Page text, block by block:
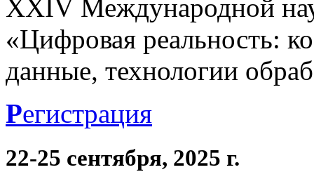
XXIV Международной
«Цифровая реальность:
данные, технологии
Регистрация
22-25 сентября, 2025 г.